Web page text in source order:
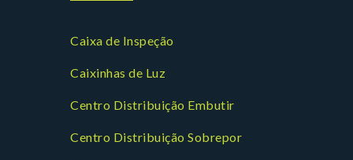
Caixa de Inspeção
Caixinhas de Luz
Centro Distribuição Embutir
Centro Distribuição Sobrepor